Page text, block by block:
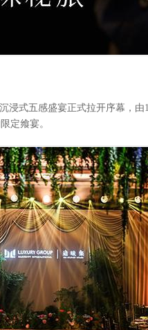
浸式五感盛宴正式拉开序幕，由
定飨宴。